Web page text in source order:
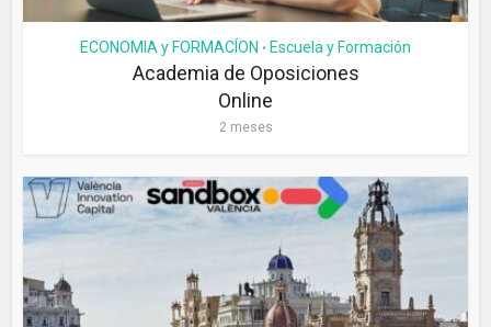
ECONOMIA y FORMACÍON • Escuela y Formación
Academia de Oposiciones
Online
2 meses